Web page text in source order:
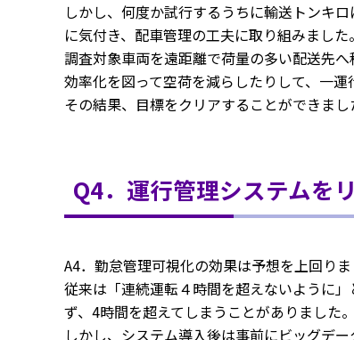
しかし、何度か試行するうちに輸送トンキ
に気付き、配車管理の工夫に取り組みました。
調査対象車両を遠距離で荷量の多い配送先
効率化を図って空荷を減らしたりして、一運
その結果、目標をクリアすることができまし
Q4．運行管理システムを
A4．勤怠管理可視化の効果は予想を上回りま
従来は「連続運転４時間を超えないように
ず、4時間を超えてしまうことがありました。
しかし、システム導入後は事前にビッグデ